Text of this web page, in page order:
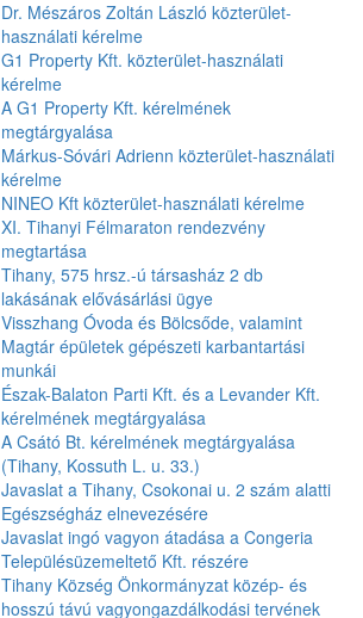
Dr. Mészáros Zoltán László közterület-
használati kérelme
G1 Property Kft. közterület-használati
kérelme
A G1 Property Kft. kérelmének
megtárgyalása
Márkus-Sóvári Adrienn közterület-használati
kérelme
NINEO Kft közterület-használati kérelme
XI. Tihanyi Félmaraton rendezvény
megtartása
Tihany, 575 hrsz.-ú társasház 2 db
lakásának elővásárlási ügye
Visszhang Óvoda és Bölcsőde, valamint
Magtár épületek gépészeti karbantartási
munkái
Észak-Balaton Parti Kft. és a Levander Kft.
kérelmének megtárgyalása
A Csátó Bt. kérelmének megtárgyalása
(Tihany, Kossuth L. u. 33.)
Javaslat a Tihany, Csokonai u. 2 szám alatti
Egészségház elnevezésére
Javaslat ingó vagyon átadása a Congeria
Településüzemeltető Kft. részére
Tihany Község Önkormányzat közép- és
hosszú távú vagyongazdálkodási tervének